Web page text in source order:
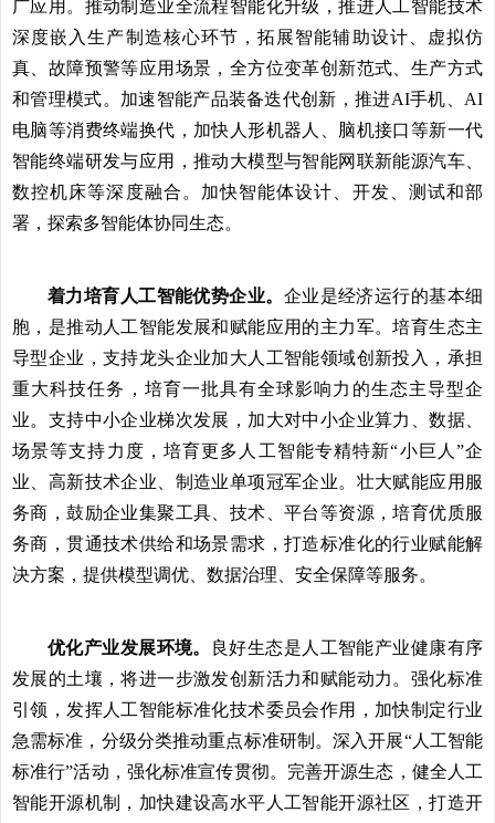
广应用。推动制造业全流程智能化升级，推进人工智能技术
深度嵌入生产制造核心环节，拓展智能辅助设计、虚拟仿
真、故障预警等应用场景，全方位变革创新范式、生产方式
和管理模式。加速智能产品装备迭代创新，推进AI手机、AI
电脑等消费终端换代，加快人形机器人、脑机接口等新一代
智能终端研发与应用，推动大模型与智能网联新能源汽车、
数控机床等深度融合。加快智能体设计、开发、测试和部
署，探索多智能体协同生态。
着力培育人工智能优势企业。 企业是经济运行的基本细
胞，是推动人工智能发展和赋能应用的主力军。培育生态主
导型企业，支持龙头企业加大人工智能领域创新投入，承担
重大科技任务，培育一批具有全球影响力的生态主导型企
业。支持中小企业梯次发展，加大对中小企业算力、数据、
场景等支持力度，培育更多人工智能专精特新“小巨人”企
业、高新技术企业、制造业单项冠军企业。壮大赋能应用服
务商，鼓励企业集聚工具、技术、平台等资源，培育优质服
务商，贯通技术供给和场景需求，打造标准化的行业赋能解
决方案，提供模型调优、数据治理、安全保障等服务。
优化产业发展环境。
良好生态是人工智能产业健康有序
发展的土壤，将进一步激发创新活力和赋能动力。强化标准
引领，发挥人工智能标准化技术委员会作用，加快制定行业
急需标准，分级分类推动重点标准研制。深入开展“人工智能
标准行”活动，强化标准宣传贯彻。完善开源生态，健全人工
智能开源机制，加快建设高水平人工智能开源社区，打造开